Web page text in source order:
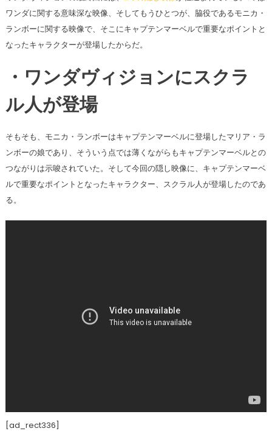
ワンダに関する意味深な映像、そしてもうひとつが、脇役であるモニカ・
ランボーに関する映像で、そこにキャプテンマーベルで重要なポイントと
なったキャラクターが登場したからだ。
・ワンダヴィジョンにスクラ
ル人が登場
そもそも、モニカ・ランボーはキャプテンマーベルに登場したマリア・ラ
ンボーの娘であり、そういう点では薄くながらもキャプテンマーベルとの
つながりは示唆されていた。そして今回の隠し映像に、キャプテンマーベ
ルで重要なポイントとなったキャラクター、スクラル人が登場したのであ
る。
[ad_rect336]